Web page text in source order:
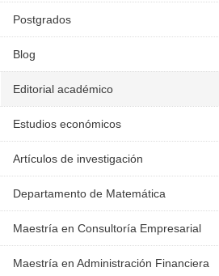
Postgrados
Blog
Editorial académico
Estudios económicos
Artículos de investigación
Departamento de Matemática
Maestría en Consultoría Empresarial
Maestría en Administración Financiera